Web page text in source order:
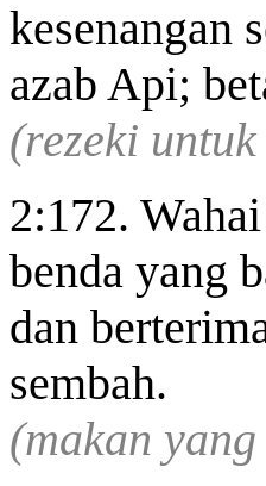
kesenangan
azab Api;
(rezeki
2:172.
benda yang
dan
sembah.
(makan